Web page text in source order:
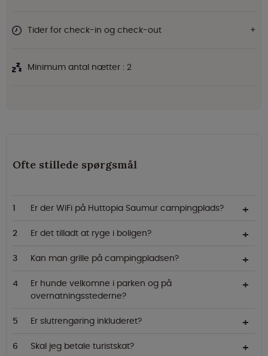
Tider for check-in og check-out
Minimum antal nætter : 2
Ofte stillede spørgsmål
Er der WiFi på Huttopia Saumur campingplads?
Er det tilladt at ryge i boligen?
Kan man grille på campingpladsen?
Er hunde velkomne i parken og på
overnatningsstederne?
Er slutrengøring inkluderet?
Skal jeg betale turistskat?